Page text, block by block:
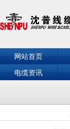
网站首页
电缆资讯